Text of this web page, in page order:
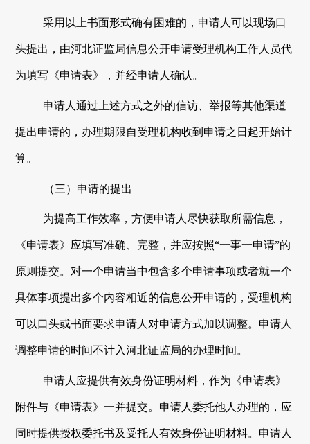
采用以上书面形式确有困难的，申请人可以现场口
头提出，由河北证监局信息公开申请受理机构工作人员代
为填写《申请表》，并经申请人确认。
申请人通过上述方式之外的信访、举报等其他渠道
提出申请的，办理期限自受理机构收到申请之日起开始计
算。
（三）申请的提出
为提高工作效率，方便申请人尽快获取所需信息，
《申请表》应填写准确、完整，并应按照“一事一申请”的
原则提交。对一个申请当中包含多个申请事项或者就一个
具体事项提出多个内容相近的信息公开申请的，受理机构
可以口头或书面要求申请人对申请方式加以调整。申请人
调整申请的时间不计入河北证监局的办理时间。
申请人应提供有效身份证明材料，作为《申请表》
附件与《申请表》一并提交。申请人委托他人办理的，应
同时提供授权委托书及受托人有效身份证明材料。申请人